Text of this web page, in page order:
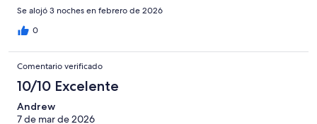
Se alojó 3 noches en febrero de 2026
0
Comentario verificado
10/10 Excelente
Andrew
7 de mar de 2026